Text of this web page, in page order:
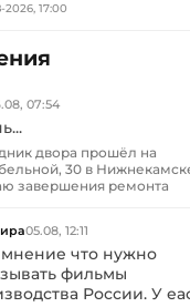
2026, 17:00
07:54
двора прошёл на
30 в
завершения ремонта
05.08, 12:11
что нужно
фильмы
России. У